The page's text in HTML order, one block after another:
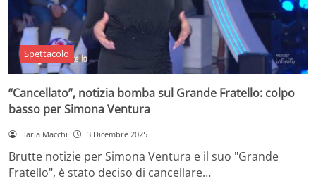
Spettacolo
“Cancellato”, notizia bomba sul Grande Fratello: colpo
basso per Simona Ventura
Ilaria Macchi 3 Dicembre 2025
Brutte notizie per Simona Ventura e il suo "Grande
Fratello", è stato deciso di cancellare…